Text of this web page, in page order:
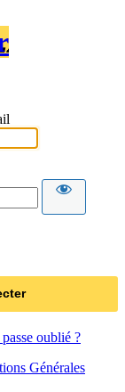
oublié ?
Générales